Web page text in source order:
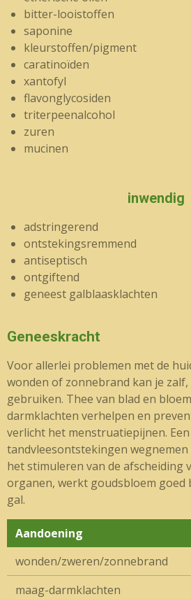
bitter-looistoffen
saponine
kleurstoffen/pigment
caratinoïden
xantofyl
flavonglycosiden
triterpeenalcohol
zuren
mucinen
inwendig
adstringerend
ontstekingsremmend
antiseptisch
ontgiftend
geneest galblaasklachten
Geneeskracht
Voor allerlei problemen met de
wonden of zonnebrand kan je
gebruiken. Thee van blad en
darmklachten verhelpen en
verlicht het menstruatiepijnen.
tandvleesontstekingen
het stimuleren van de afscheiding
organen, werkt goudsbloem goed
gal.
Aandoening
wonden/zweren/zonnebrand
maag-darmklachten